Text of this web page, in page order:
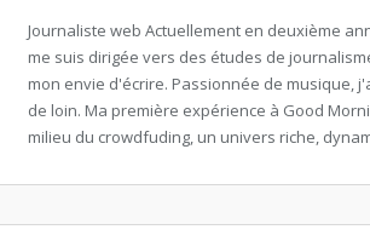
Journaliste web Actuellement en deuxième
me suis dirigée vers des études de
mon envie d'écrire. Passionnée de musique,
de loin. Ma première expérience à Good
milieu du crowdfuding, un univers riche,